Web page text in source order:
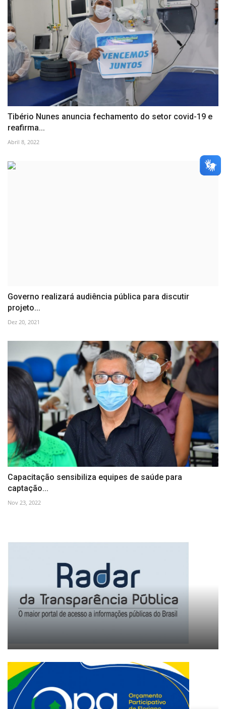
Tibério Nunes anuncia fechamento do setor covid-19 e
reafirma...
Abril 8, 2022
Governo realizará audiência pública para discutir
projeto...
Dez 20, 2021
Capacitação sensibiliza equipes de saúde para
captação...
Nov 23, 2022